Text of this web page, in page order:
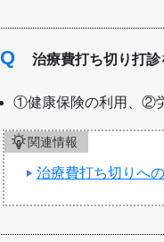
Q 治療費打ち切り打
①健康保険の利用、②
関連情報
治療費打ち切りへ